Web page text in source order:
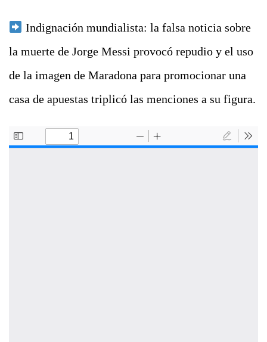
Indignación mundialista: la falsa noticia sobre
la muerte de Jorge Messi provocó repudio y el uso
de la imagen de Maradona para promocionar una
casa de apuestas triplicó las menciones a su figura.